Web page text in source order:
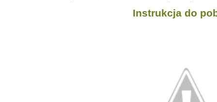
Instrukcja do